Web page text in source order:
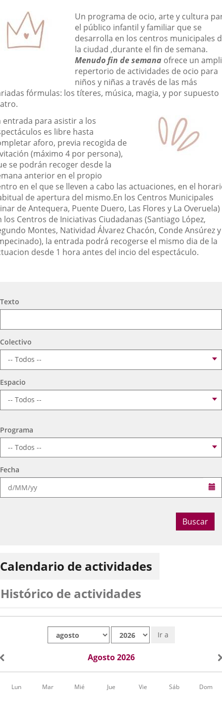
una
aplicación
externa.
una
aplicación
externa.
una
Un programa de ocio, arte y cultura
el público infantil y familiar que se
desarrolla en los centros municipales
la ciudad ,durante el fin de semana.
Menudo fin de semana ofrece un
repertorio de actividades de ocio para
niños y niñas a través de las más
fórmulas: los títeres, música, magia, y por supuesto
entrada para asistir a los
es libre hasta
aforo, previa recogida de
(máximo 4 por persona),
se podrán recoger desde la
anterior en el propio
en el que se lleven a cabo las actuaciones, en el
de apertura del mismo.En los Centros Municipales
de Antequera, Puente Duero, Las Flores y La Overuela)
los Centros de Iniciativas Ciudadanas (Santiago López,
Montes, Natividad Álvarez Chacón, Conde Ansúrez y
la entrada podrá recogerse el mismo dia de la
desde 1 hora antes del incio del espectáculo.
Búsqueda
Texto
Colectivo
Espacio
Programa
Fecha
Buscar
Calendario de actividades
Histórico de actividades
Ir a
Agosto 2026
Calendario
Lun Mar Mié Jue Vie Sáb Dom